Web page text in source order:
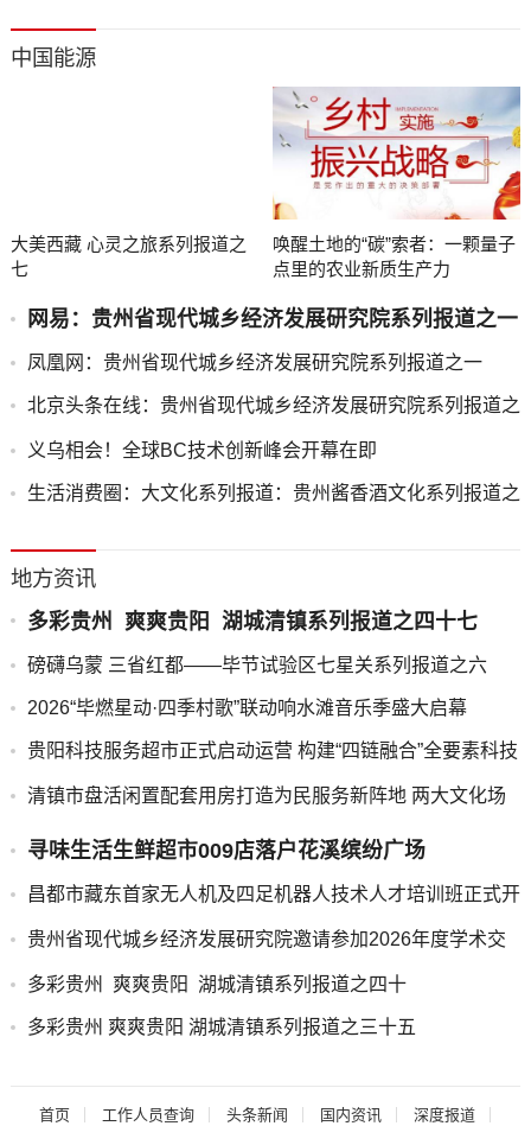
中国能源
大美西藏 心灵之旅系列报道之
七
唤醒土地的“碳”索者：一颗量子
点里的农业新质生产力
网易：贵州省现代城乡经济发展研究院系列报道之一
凤凰网：贵州省现代城乡经济发展研究院系列报道之一
北京头条在线：贵州省现代城乡经济发展研究院系列报道之
义乌相会！全球BC技术创新峰会开幕在即
生活消费圈：大文化系列报道：贵州酱香酒文化系列报道之
地方资讯
多彩贵州 爽爽贵阳 湖城清镇系列报道之四十七
磅礴乌蒙 三省红都——毕节试验区七星关系列报道之六
2026“毕燃星动·四季村歌”联动响水滩音乐季盛大启幕
贵阳科技服务超市正式启动运营 构建“四链融合”全要素科技
清镇市盘活闲置配套用房打造为民服务新阵地 两大文化场
寻味生活生鲜超市009店落户花溪缤纷广场
昌都市藏东首家无人机及四足机器人技术人才培训班正式开
贵州省现代城乡经济发展研究院邀请参加2026年度学术交
多彩贵州 爽爽贵阳 湖城清镇系列报道之四十
多彩贵州 爽爽贵阳 湖城清镇系列报道之三十五
首页 工作人员查询 头条新闻 国内资讯 深度报道